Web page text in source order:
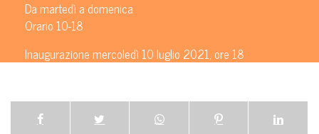
Da martedì a domenica
Orario 10-18
Inaugurazione mercoledì 10 luglio 2021, ore 18